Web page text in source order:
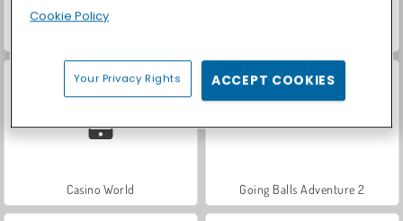
Casino World Going Balls Adventure 2
Cookie Policy
Your Privacy Rights ACCEPT COOKIES